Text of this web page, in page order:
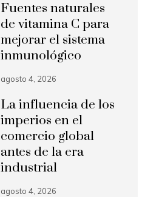
Fuentes naturales
de vitamina C para
mejorar el sistema
inmunológico
agosto 4, 2026
La influencia de los
imperios en el
comercio global
antes de la era
industrial
agosto 4, 2026